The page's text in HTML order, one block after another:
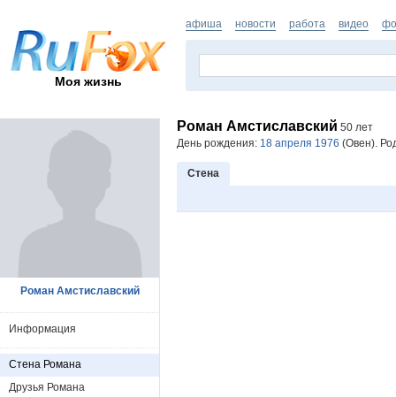
Моя жизнь
афиша новости работа видео
Роман Амстиславский 50 лет
День рождения: 18 апреля 1976 (Овен).
Стена
Роман Амстиславский
Информация
Стена Романа
Друзья Романа